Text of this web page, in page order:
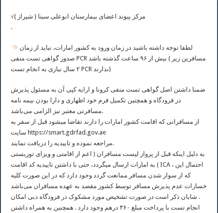
√مرکز پیوند اعضای بیمارستان ابوعلی سینا ( شيراز )
.
صدور گواهی تست منفی PCR بیش از ۹۶ ساعت گذشته باشد ( مسافرین زیر
۲ سال نیازی به انجام تست PCR ندارند)
ضمنا داشتن اصل گواهی تست منفی کرونا و ارایه کپی آن به مسئول پذیرش
در فرودگاه و همچنین تکمیل فرم خود اظهاری و دارا بودن بیمه نامه
مسافرتی معتبر نیز الزامی می‌باشد.
از مسافرانی که اقامت کشور امارات را دارند تقاضا میشود قبل از سفر به
سایت https://smart.gdrfad.gov.ae
مراجعه نموده و تاییدیه را دریافت نمایند.
به دلیل اینکه قبل از پرواز ليست مسافران ( اعم از اقامتی و ویزای توریستی
) به امارات ارسال میگردد، حتی با داشتن تاییدیه کد اقامت ICA ، احتمال این
که از سوار شدن مسافر ممانعت گردد وجود دارد که در این صورت کلیه
خسارات عدم پذیرش مسافر توسط کشور مقصد به عهده مسافران می‌باشد
. شایان ذکر است در صورت تشخیص مورد مشکوک در فرودگاه دبی امکان
انجام تست با پرداخت مبلغ ۳۶۰ درهم وجود دارد . همچنین به همراه داشتن